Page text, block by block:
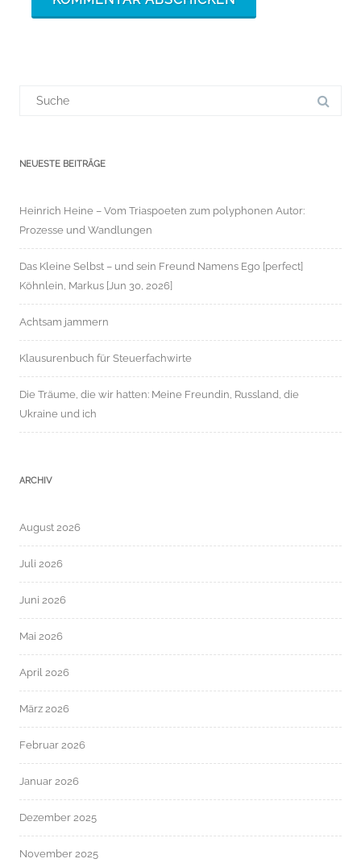
NEUESTE BEITRÄGE
Heinrich Heine – Vom Triaspoeten zum polyphonen Autor:
Prozesse und Wandlungen
Das Kleine Selbst – und sein Freund Namens Ego [perfect]
Köhnlein, Markus [Jun 30, 2026]
Achtsam jammern
Klausurenbuch für Steuerfachwirte
Die Träume, die wir hatten: Meine Freundin, Russland, die
Ukraine und ich
ARCHIV
August 2026
Juli 2026
Juni 2026
Mai 2026
April 2026
März 2026
Februar 2026
Januar 2026
Dezember 2025
November 2025